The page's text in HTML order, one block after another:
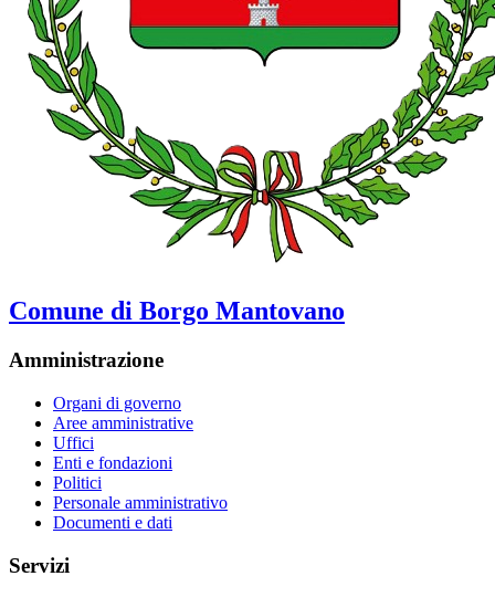
Comune di Borgo Mantovano
Amministrazione
Organi di governo
Aree amministrative
Uffici
Enti e fondazioni
Politici
Personale amministrativo
Documenti e dati
Servizi